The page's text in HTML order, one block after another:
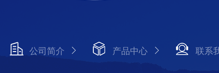
公司简介 产品中心 联系